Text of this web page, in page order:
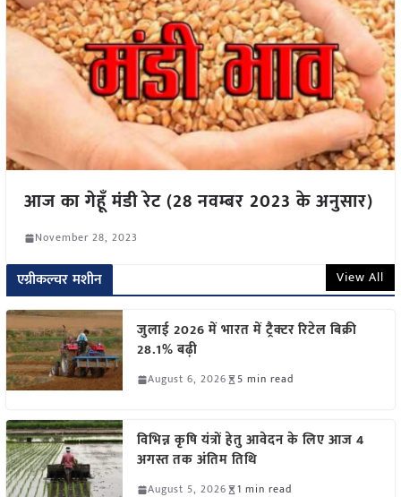
आज का गेहूँ मंडी रेट (28 नवम्बर 2023 के अनुसार)
November 28, 2023
एग्रीकल्चर मशीन View All
जुलाई 2026 में भारत में ट्रैक्टर रिटेल बिक्री
28.1% बढ़ी
August 6, 2026 5 min read
विभिन्न कृषि यंत्रों हेतु आवेदन के लिए आज 4
अगस्त तक अंतिम तिथि
August 5, 2026 1 min read